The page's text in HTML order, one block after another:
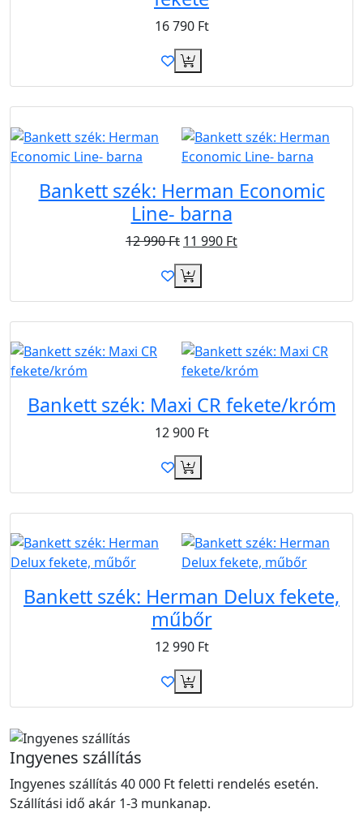
16 790 Ft
Bankett szék: Herman Economic
Line- barna
12 990Ft 11 990 Ft
Bankett szék: Maxi CR fekete/króm
12 900 Ft
Bankett szék: Herman Delux fekete,
műbőr
12 990 Ft
Ingyenes szállítás
Ingyenes szállítás 40 000 Ft feletti rendelés esetén.
Szállítási idő akár 1-3 munkanap.